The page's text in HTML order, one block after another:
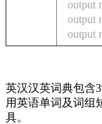
output
output
output
英汉汉英词典包含
用英语单词及词组
具。